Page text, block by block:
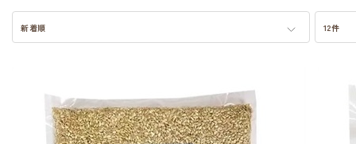
新着順 12件